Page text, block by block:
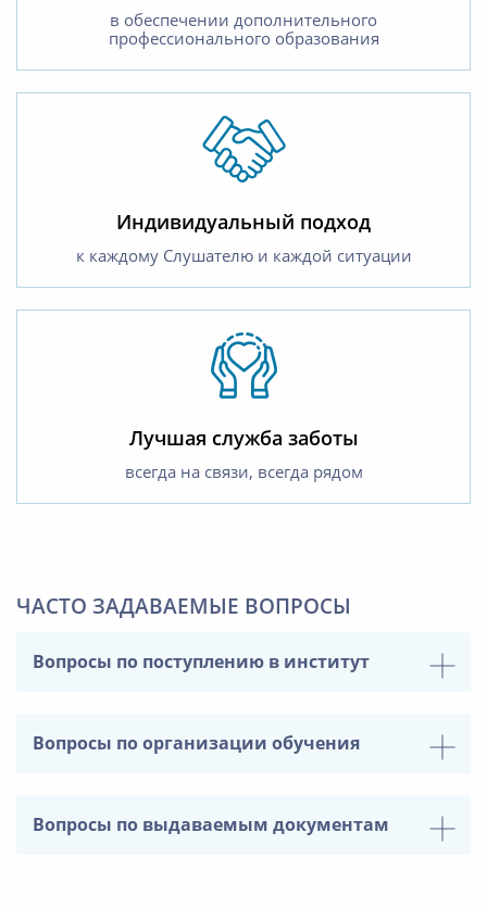
в обеспечении дополнительного
профессионального образования
Индивидуальный подход
к каждому Слушателю и каждой ситуации
Лучшая служба заботы
всегда на связи, всегда рядом
ЧАСТО ЗАДАВАЕМЫЕ ВОПРОСЫ
Вопросы по поступлению в институт
Вопросы по организации обучения
Вопросы по выдаваемым документам